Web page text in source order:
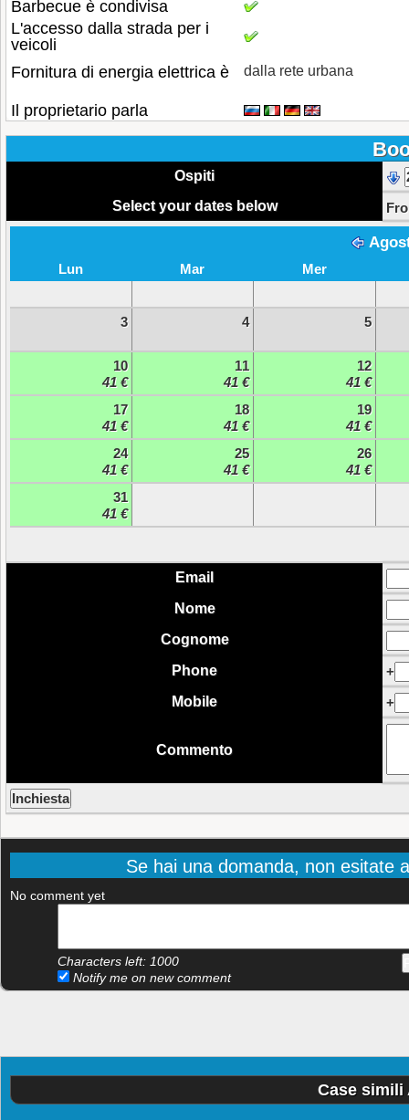
Barbecue è condivisa
L'accesso dalla strada per i
veicoli
Fornitura di energia elettrica è
dalla rete urbana
Il proprietario parla
Ospiti
Select your dates below
Lun Mar Mer
3 4 5
10
41 €
11
41 €
12
41 €
17
41 €
18
41 €
19
41 €
24
41 €
25
41 €
26
41 €
31
41 €
Email
Nome
Cognome
Phone
+
Mobile
+
Commento
Se hai una domanda, non esitate
No comment yet
Characters left: 1000
Notify me on new comment
Case simili